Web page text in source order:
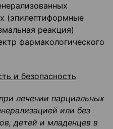
(эпилептиформные
реакция)
фармакологического
и безопасность
лечении парциальных
или без
детей и младенцев в